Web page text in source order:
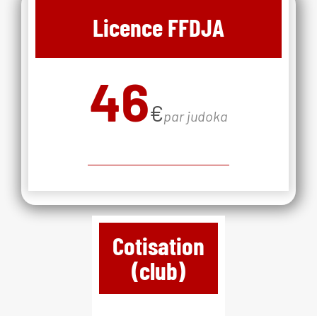
Licence FFDJA
46€par judoka
Cotisation
(club)